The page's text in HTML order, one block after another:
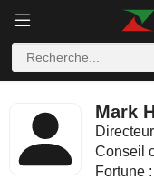
Mark
Conseil
Fortune